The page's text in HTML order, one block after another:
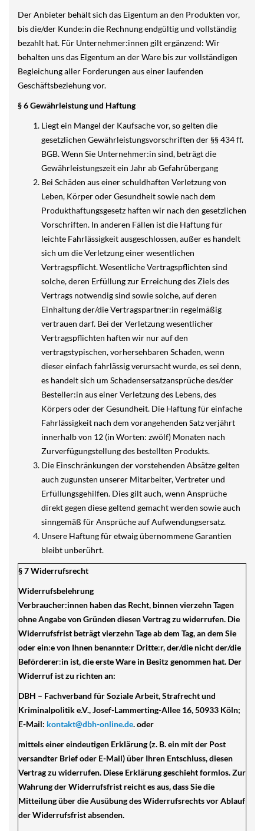
Der Anbieter behält sich das Eigentum an den Produkten vor,
bis die/der Kunde:in die Rechnung endgültig und vollständig
bezahlt hat. Für Unternehmer:innen gilt ergänzend: Wir
behalten uns das Eigentum an der Ware bis zur vollständigen
Begleichung aller Forderungen aus einer laufenden
Geschäftsbeziehung vor.
§ 6 Gewährleistung und Haftung
Liegt ein Mangel der Kaufsache vor, so gelten die
gesetzlichen Gewährleistungsvorschriften der §§ 434 ff.
BGB. Wenn Sie Unternehmer:in sind, beträgt die
Gewährleistungszeit ein Jahr ab Gefahrübergang
Bei Schäden aus einer schuldhaften Verletzung von
Leben, Körper oder Gesundheit sowie nach dem
Produkthaftungsgesetz haften wir nach den gesetzlichen
Vorschriften. In anderen Fällen ist die Haftung für
leichte Fahrlässigkeit ausgeschlossen, außer es handelt
sich um die Verletzung einer wesentlichen
Vertragspflicht. Wesentliche Vertragspflichten sind
solche, deren Erfüllung zur Erreichung des Ziels des
Vertrags notwendig sind sowie solche, auf deren
Einhaltung der/die Vertragspartner:in regelmäßig
vertrauen darf. Bei der Verletzung wesentlicher
Vertragspflichten haften wir nur auf den
vertragstypischen, vorhersehbaren Schaden, wenn
dieser einfach fahrlässig verursacht wurde, es sei denn,
es handelt sich um Schadensersatzansprüche des/der
Besteller:in aus einer Verletzung des Lebens, des
Körpers oder der Gesundheit. Die Haftung für einfache
Fahrlässigkeit nach dem vorangehenden Satz verjährt
innerhalb von 12 (in Worten: zwölf) Monaten nach
Zurverfügungstellung des bestellten Produkts.
Die Einschränkungen der vorstehenden Absätze gelten
auch zugunsten unserer Mitarbeiter, Vertreter und
Erfüllungsgehilfen. Dies gilt auch, wenn Ansprüche
direkt gegen diese geltend gemacht werden sowie auch
sinngemäß für Ansprüche auf Aufwendungsersatz.
Unsere Haftung für etwaig übernommene Garantien
bleibt unberührt.
§ 7 Widerrufsrecht
Widerrufsbelehrung
Verbraucher:innen haben das Recht, binnen vierzehn Tagen
ohne Angabe von Gründen diesen Vertrag zu widerrufen. Die
Widerrufsfrist beträgt vierzehn Tage ab dem Tag, an dem Sie
oder ein:e von Ihnen benannte:r Dritte:r, der/die nicht der/die
Beförderer:in ist, die erste Ware in Besitz genommen hat. Der
Widerruf ist zu richten an:
DBH – Fachverband für Soziale Arbeit, Strafrecht und
Kriminalpolitik e.V., Josef-Lammerting-Allee 16, 50933 Köln;
E-Mail: kontakt@dbh-online.de. oder
mittels einer eindeutigen Erklärung (z. B. ein mit der Post
versandter Brief oder E-Mail) über Ihren Entschluss, diesen
Vertrag zu widerrufen. Diese Erklärung geschieht formlos. Zur
Wahrung der Widerrufsfrist reicht es aus, dass Sie die
Mitteilung über die Ausübung des Widerrufsrechts vor Ablauf
der Widerrufsfrist absenden.